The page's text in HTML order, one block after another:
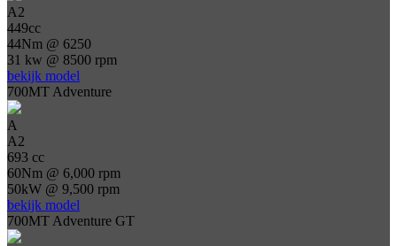
A2
449cc
44Nm @ 6250
31 kw @ 8500 rpm
bekijk model
700MT Adventure
A
A2
693 cc
60Nm @ 6,000 rpm
50kW @ 9,500 rpm
bekijk model
700MT Adventure GT